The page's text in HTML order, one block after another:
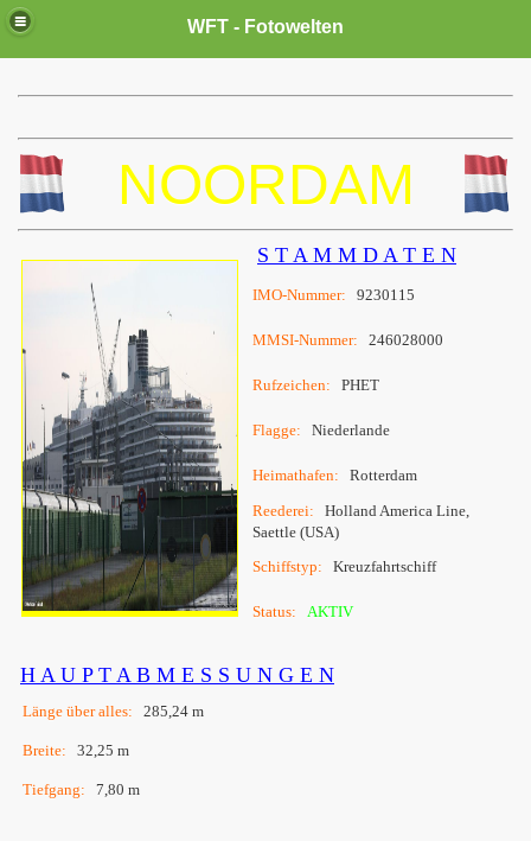
WFT - Fotowelten
NOORDAM
S T A M M D A T E N
IMO-Nummer: 9230115
MMSI-Nummer: 246028000
Rufzeichen: PHET
Flagge: Niederlande
Heimathafen: Rotterdam
Reederei: Holland America Line,
Saettle (USA)
Schiffstyp: Kreuzfahrtschiff
Status: AKTIV
H A U P T A B M E S S U N G E N
Länge über alles: 285,24 m
Breite: 32,25 m
Tiefgang: 7,80 m